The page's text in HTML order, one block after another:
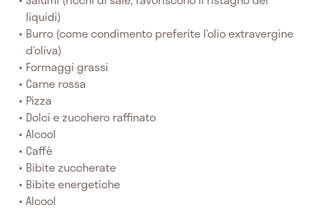
liquidi)
Burro (come condimento preferite l’olio extravergine
d’oliva)
Formaggi grassi
Carne rossa
Pizza
Dolci e zucchero raffinato
Alcool
Caffè
Bibite zuccherate
Bibite energetiche
Alcool